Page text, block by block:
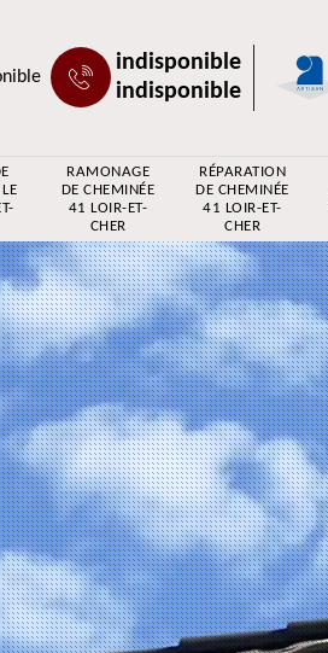
indisponible
indisponible
RAMONAGE
DE CHEMINÉE
41 LOIR-ET-
CHER
RÉPARATION
DE CHEMINÉE
41 LOIR-ET-
CHER